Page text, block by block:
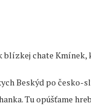
chate Kmínek,
Beskýd po česko-
Tu opúšťame